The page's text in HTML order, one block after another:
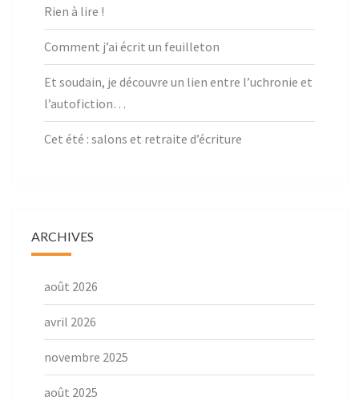
Rien à lire !
Comment j’ai écrit un feuilleton
Et soudain, je découvre un lien entre l’uchronie et
l’autofiction…
Cet été : salons et retraite d’écriture
ARCHIVES
août 2026
avril 2026
novembre 2025
août 2025